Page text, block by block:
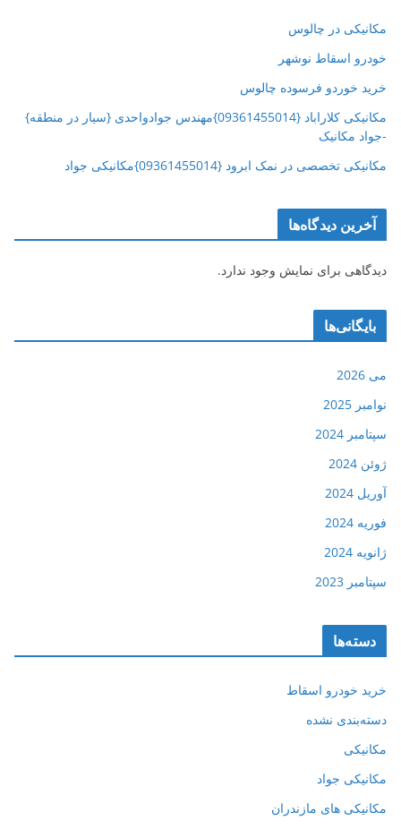
مکانیکی در چالوس
خودرو اسقاط نوشهر
خرید خوردو فرسوده چالوس
مکانیکی کلاراباد {09361455014}مهندس جوادواحدی {سیار در منطقه}
-جواد مکانیک
مکانیکی تخصصی در نمک ابرود {09361455014}مکانیکی جواد
آخرین دیدگاه‌ها
دیدگاهی برای نمایش وجود ندارد.
بایگانی‌ها
می 2026
نوامبر 2025
سپتامبر 2024
ژوئن 2024
آوریل 2024
فوریه 2024
ژانویه 2024
سپتامبر 2023
دسته‌ها
خرید خودرو اسقاط
دسته‌بندی نشده
مکانیکی
مکانیکی جواد
مکانیکی های مازندران